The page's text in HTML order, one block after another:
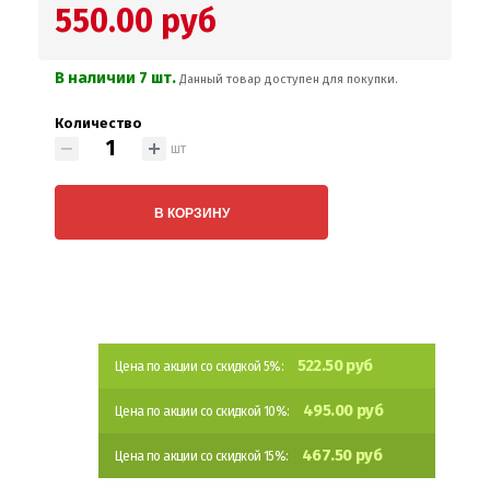
550.00 руб
В наличии 7 шт. Данный товар доступен для покупки.
Количество
шт
В КОРЗИНУ
Цена по акции со скидкой 5%: 522.50 руб
Цена по акции со скидкой 10%: 495.00 руб
Цена по акции со скидкой 15%: 467.50 руб